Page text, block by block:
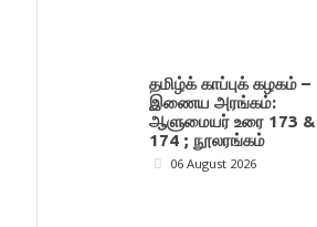
தமிழ்க் காப்புக் கழகம் –
இணைய அரங்கம்:
ஆளுமையர் உரை 173 &
174 ; நூலரங்கம்
06 August 2026